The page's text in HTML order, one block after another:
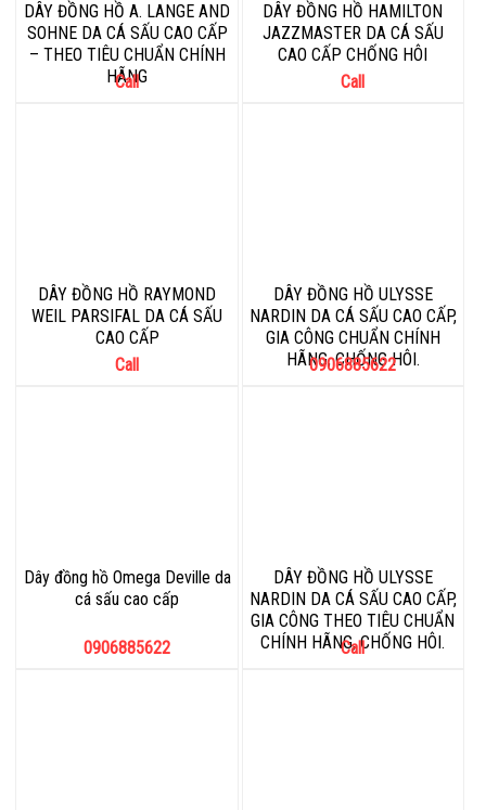
DÂY ĐỒNG HỒ A. LANGE AND
SOHNE DA CÁ SẤU CAO CẤP
– THEO TIÊU CHUẨN CHÍNH
HÃNG
Call
DÂY ĐỒNG HỒ HAMILTON
JAZZMASTER DA CÁ SẤU
CAO CẤP CHỐNG HÔI
Call
DÂY ĐỒNG HỒ RAYMOND
WEIL PARSIFAL DA CÁ SẤU
CAO CẤP
Call
DÂY ĐỒNG HỒ ULYSSE
NARDIN DA CÁ SẤU CAO CẤP,
GIA CÔNG CHUẨN CHÍNH
HÃNG, CHỐNG HÔI.
0906885622
Dây đồng hồ Omega Deville da
cá sấu cao cấp
0906885622
DÂY ĐỒNG HỒ ULYSSE
NARDIN DA CÁ SẤU CAO CẤP,
GIA CÔNG THEO TIÊU CHUẨN
CHÍNH HÃNG, CHỐNG HÔI.
Call